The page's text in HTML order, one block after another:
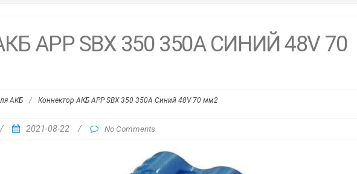
APP SBX 350 350А СИНИЙ 48V 70
АКБ / Коннектор АКБ APP SBX 350 350А Синий 48V 70 мм2
/ 2021-08-22 / No Comments